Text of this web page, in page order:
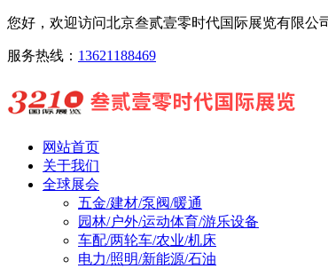
您好，欢迎访问北京叁贰壹零时代国际展览有限公
服务热线： 13621188469
网站首页
关于我们
全球展会
五金/建材/泵阀/暖通
园林/户外/运动体育/游乐设备
车配/两轮车/农业/机床
电力/照明/新能源/石油